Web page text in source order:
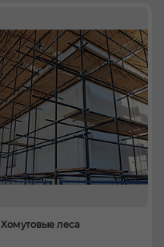
Хомутовые леса